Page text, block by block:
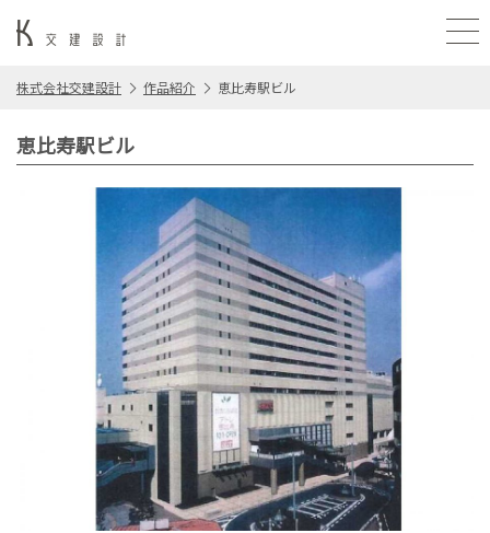
株式会社交建設計 作品紹介 恵比寿駅ビル
恵比寿駅ビル